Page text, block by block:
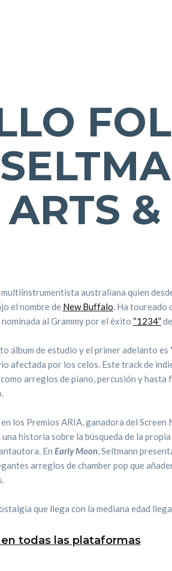
australiana quien
el nombre de New Buffalo. Ha toureado
al Grammy por el éxito “1234”
álbum de estudio y el primer adelanto es
afectada por los celos. Este track de
arreglos de piano, percusión y
los Premios ARIA, ganadora del Screen
una historia sobre la búsqueda de la
En Early Moon, Seltmann
arreglos de chamber pop que
que llega con la mediana edad
en todas las plataformas